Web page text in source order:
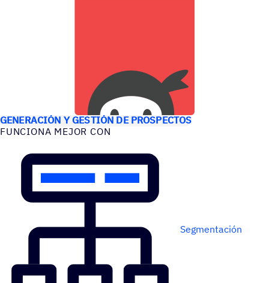
GENERACIÓN Y GESTIÓN DE PROSPECTOS
FUNCIONA MEJOR CON
Segmentación